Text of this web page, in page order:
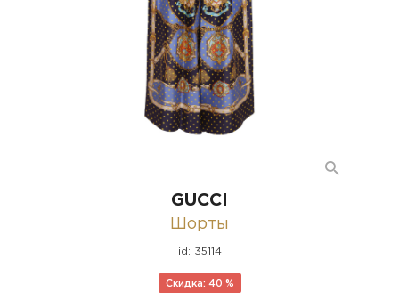
GUCCI
Шорты
id: 35114
Скидка: 40 %